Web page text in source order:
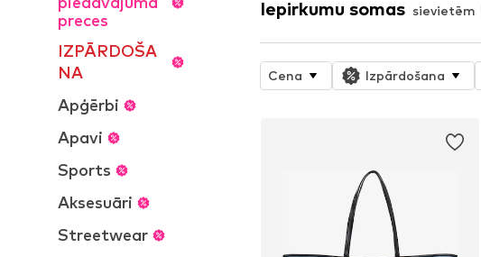
preces
IZPĀRDOŠA
NA
Apģērbi
Apavi
Sports
Aksesuāri
Streetwear
Iepirkumu somas sievietēm
Cena Izpārdošana